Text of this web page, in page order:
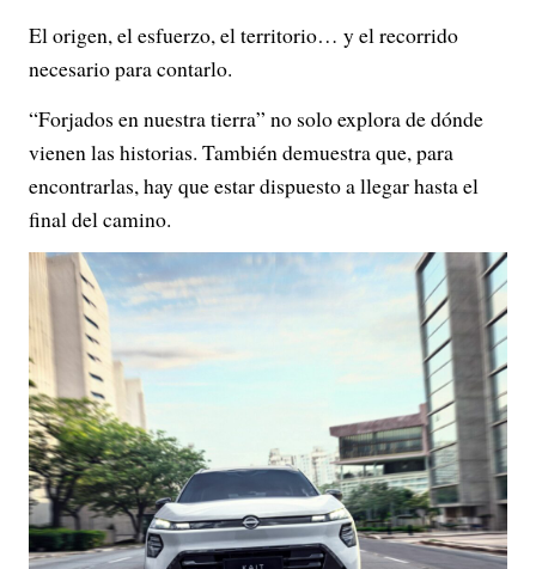
El origen, el esfuerzo, el territorio… y el recorrido
necesario para contarlo.
“Forjados en nuestra tierra” no solo explora de dónde
vienen las historias. También demuestra que, para
encontrarlas, hay que estar dispuesto a llegar hasta el
final del camino.